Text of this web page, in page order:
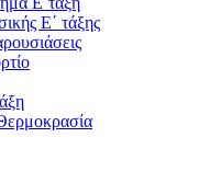
Ε΄ τάξης